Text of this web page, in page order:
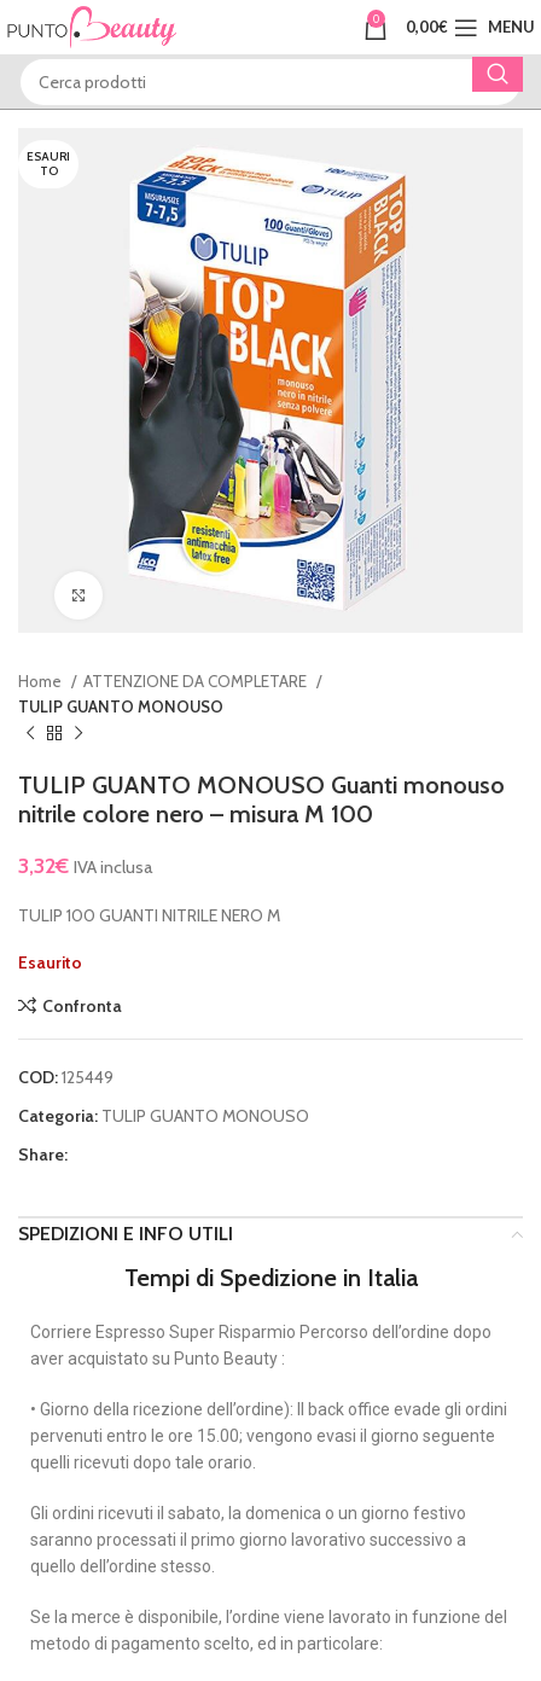
0 0,00€ MENU
ESAURI
TO
Home
ATTENZIONE DA COMPLETARE
TULIP GUANTO MONOUSO
TULIP GUANTO MONOUSO Guanti monouso
nitrile colore nero – misura M 100
3,32€ IVA inclusa
TULIP 100 GUANTI NITRILE NERO M
Esaurito
Confronta
COD:125449
Categoria: TULIP GUANTO MONOUSO
Share:
SPEDIZIONI E INFO UTILI
Tempi di Spedizione in Italia
Corriere Espresso Super Risparmio Percorso dell’ordine dopo
aver acquistato su Punto Beauty :
• Giorno della ricezione dell’ordine): Il back office evade gli ordini
pervenuti entro le ore 15.00; vengono evasi il giorno seguente
quelli ricevuti dopo tale orario.
Gli ordini ricevuti il sabato, la domenica o un giorno festivo
saranno processati il primo giorno lavorativo successivo a
quello dell’ordine stesso.
Se la merce è disponibile, l’ordine viene lavorato in funzione del
metodo di pagamento scelto, ed in particolare: